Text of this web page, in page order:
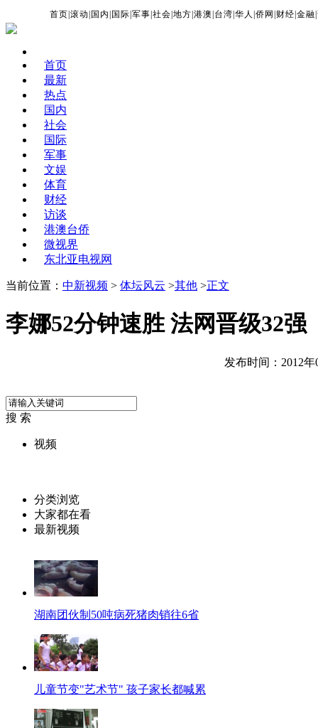
首页 |滚动 国内 国际 |军事 |社会 |地方 |港澳 台湾 |华人 |侨网 财经 |金融 |
首页
最新
热点
国内
社会
国际
军事
文娱
体育
财经
访谈
港澳台侨
微视界
东北亚电视网
当前位置： 中新视频 > 体坛风云 >其他 >正文
李娜52分钟速胜 法网晋级32强
发布时间：2012年
搜 索
视频
分类浏览
大家都在看
最新视频
湖南团伙制50吨病死猪肉销往6省
儿童节变"艺术节" 孩子家长都喊累